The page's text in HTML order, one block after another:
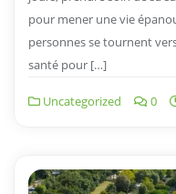
pour mener une vie
personnes se tournent
santé pour […]
Uncategorized 0